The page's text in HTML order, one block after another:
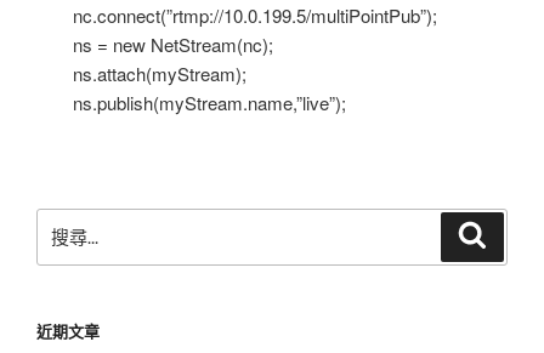
nc.connect(”rtmp://10.0.199.5/multiPointPub”);
ns = new NetStream(nc);
ns.attach(myStream);
ns.publish(myStream.name,”live”);
尋
字:
近期文章